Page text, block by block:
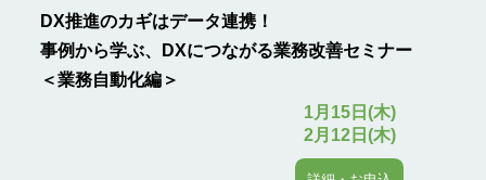
DX推進のカギはデータ連携！
事例から学ぶ、DXにつながる業務改善セミナー
＜業務自動化編＞
1月15日(木)
2月12日(木)